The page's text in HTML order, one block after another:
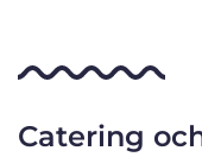
Catering